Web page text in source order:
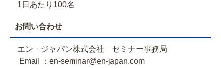
1日あたり100名
お問い合わせ
エン・ジャパン株式会社 セミナー事務局
Email ：en-seminar@en-japan.com